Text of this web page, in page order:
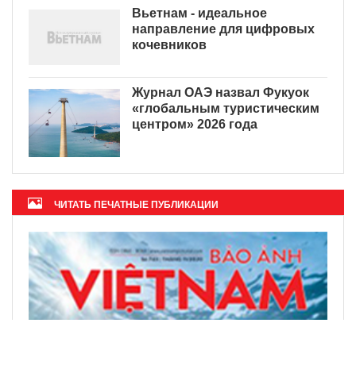
Вьетнам - идеальное
направление для цифровых
кочевников
Журнал ОАЭ назвал Фукуок
«глобальным туристическим
центром» 2026 года
ЧИТАТЬ ПЕЧАТНЫЕ ПУБЛИКАЦИИ